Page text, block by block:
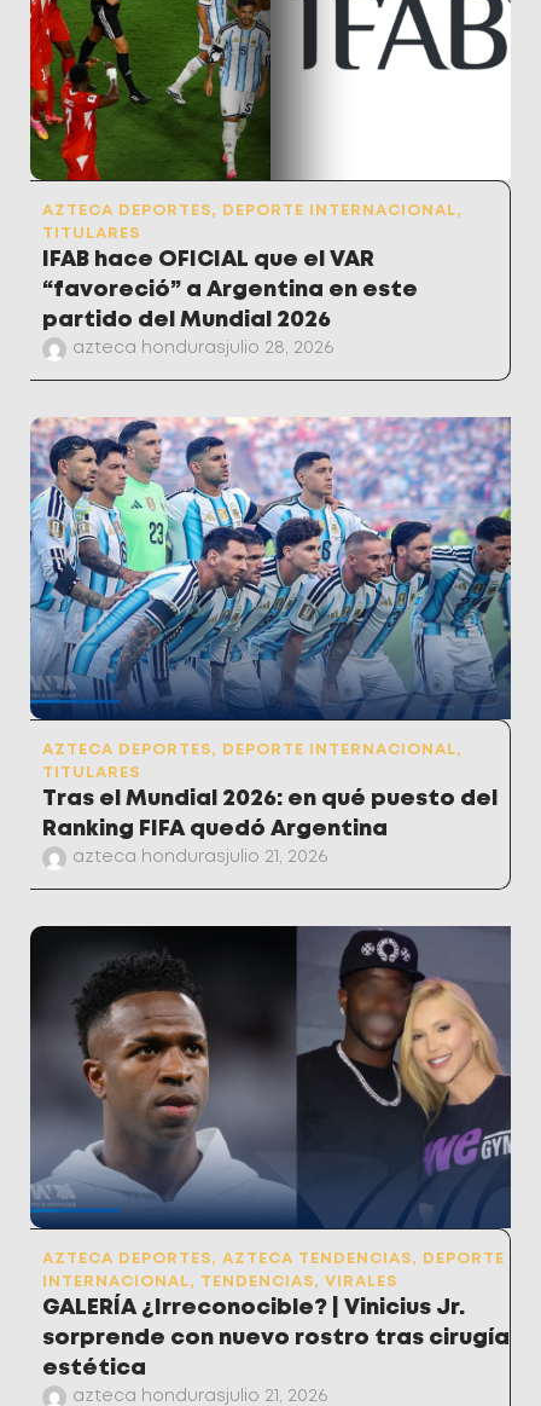
AZTECA DEPORTES, DEPORTE INTERNACIONAL,
TITULARES
IFAB hace OFICIAL que el VAR
“favoreció” a Argentina en este
partido del Mundial 2026
azteca hondurasjulio 28, 2026
AZTECA DEPORTES, DEPORTE INTERNACIONAL,
TITULARES
Tras el Mundial 2026: en qué puesto del
Ranking FIFA quedó Argentina
azteca hondurasjulio 21, 2026
AZTECA DEPORTES, AZTECA TENDENCIAS,
DEPORTE
INTERNACIONAL, TENDENCIAS, VIRALES
GALERÍA ¿Irreconocible? | Vinicius Jr.
sorprende con nuevo rostro tras cirugía
estética
azteca hondurasjulio 21, 2026